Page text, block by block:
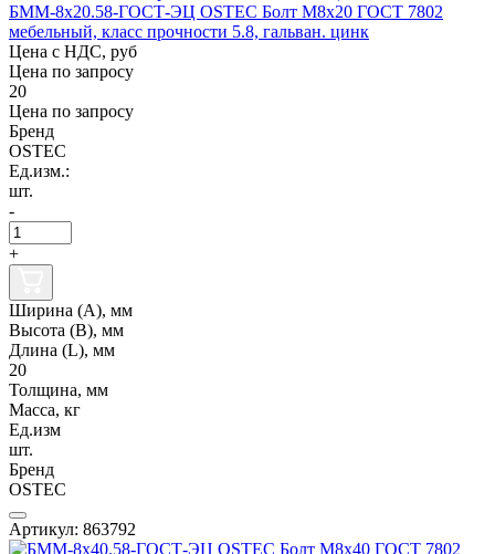
БММ-8х20.58-ГОСТ-ЭЦ OSTEC Болт М8х20 ГОСТ 7802
мебельный, класс прочности 5.8, гальван. цинк
Цена с НДС, руб
Цена по запросу
20
Цена по запросу
Бренд
OSTEC
Ед.изм.:
шт.
-
+
Ширина (А), мм
Высота (В), мм
Длина (L), мм
20
Толщина, мм
Масса, кг
Ед.изм
шт.
Бренд
OSTEC
Артикул: 863792